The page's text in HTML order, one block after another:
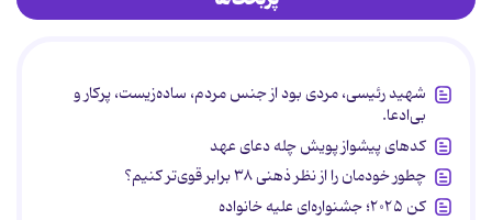
شهید رئیسی، مردی بود از جنس مردم، ساده‌زیست، پرکار و
بی‌ادعا.
کدهای پیشواز پویش چله دعای عهد
چطور خودمان را از نظر ذهنی ۳۸ برابر قوی‌تر کنیم؟
کن ۲۰۲۵؛ جشنواره‌ای علیه خانواده